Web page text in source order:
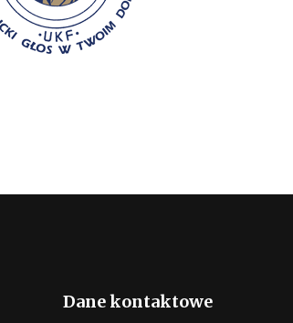
Dane kontaktowe